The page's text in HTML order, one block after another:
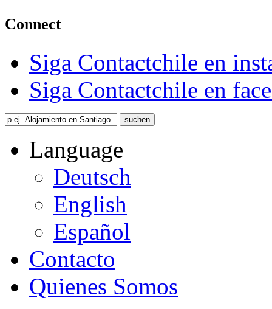
Connect
Siga Contactchile en
Siga Contactchile en
Language
Deutsch
English
Español
Contacto
Quienes Somos